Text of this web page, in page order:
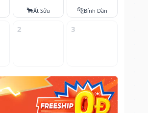
🐂Ất Sửu 🐅Bính Dần
2 3